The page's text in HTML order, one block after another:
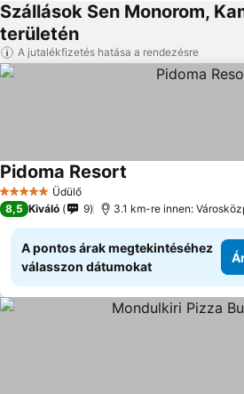
Szállások Sen Monorom,
területén
A jutalékfizetés hatása a rendezésre
5 KategóriaÜdülő
Pidoma Resort
8,5 Kiváló 9 3.1 km-re innen:
A pontos árak megtekintéséhez
válasszon dátumokat